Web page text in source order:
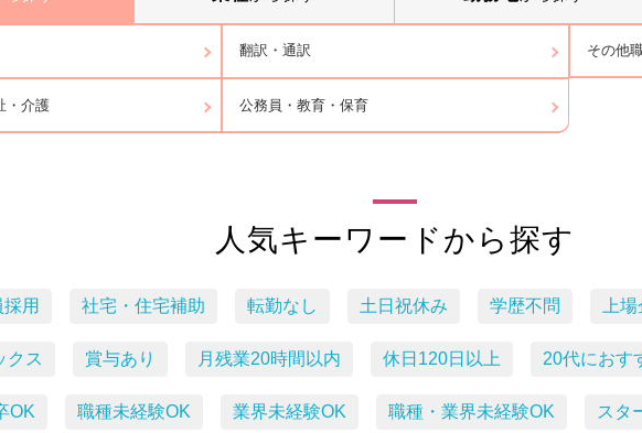
翻訳・通訳 その他
・介護 公務員・教育・保育
人気キーワードから探す
用 社宅・住宅補助 転勤なし 土日祝休み 学歴不問 上
クス 賞与あり 月残業20時間以内 休日120日以上 20代におす
OK 職種未経験OK 業界未経験OK 職種・業界未経験OK スタ